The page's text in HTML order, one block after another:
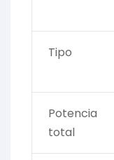
Tipo
Potencia
total